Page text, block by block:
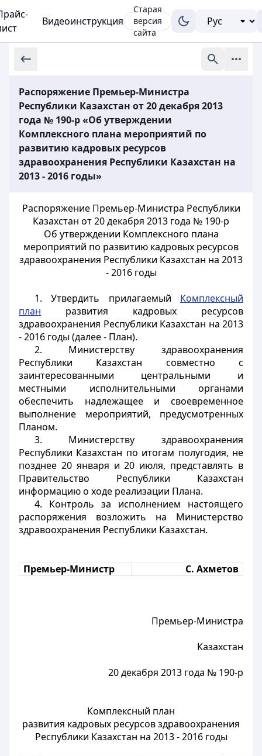
Видеоинструкция
Старая
версия
сайта
Распоряжение Премьер-Министра
Республики Казахстан от 20 декабря 2013
года № 190-р «Об утверждении
Комплексного плана мероприятий по
развитию кадровых ресурсов
здравоохранения Республики Казахстан на
2013 - 2016 годы»
Распоряжение Премьер-Министра Республики
Казахстан от 20 декабря 2013 года № 190-р
Об утверждении Комплексного плана
мероприятий по развитию кадровых ресурсов
здравоохранения Республики Казахстан на 2013
- 2016 годы
1. Утвердить прилагаемый Комплексный
план развития кадровых ресурсов
здравоохранения Республики Казахстан на 2013
- 2016 годы (далее - План).
2. Министерству здравоохранения
Республики Казахстан совместно с
заинтересованными центральными и
местными исполнительными органами
обеспечить надлежащее и своевременное
выполнение мероприятий, предусмотренных
Планом.
3. Министерству здравоохранения
Республики Казахстан по итогам полугодия, не
позднее 20 января и 20 июля, представлять в
Правительство Республики Казахстан
информацию о ходе реализации Плана.
4. Контроль за исполнением настоящего
распоряжения возложить на Министерство
здравоохранения Республики Казахстан.
Премьер-Министр С. Ахметов
Премьер-Министра
Казахстан
20 декабря 2013 года № 190-р
Комплексный план
развития кадровых ресурсов здравоохранения
Республики Казахстан на 2013 - 2016 годы